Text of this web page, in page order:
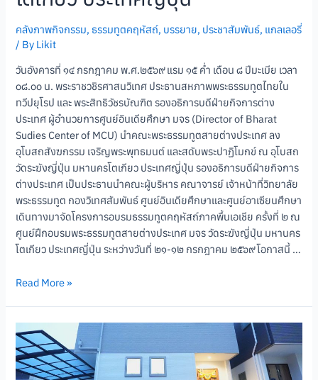
คลังภาพกิจกรรม, ธรรมทูตคฤหัสถ์, บรรยาย, ประชาสัมพันธ์, แกลเลอรี่
/ By Likit
วันอังคารที่ ๑๔ กรกฎาคม พ.ศ.๒๕๖๙ แรม ๑๕ ค่ำ เดือน ๘ ปีมะเมีย เวลา
๐๘.๐๐ น. พระราชวชิรศาสนวิเทศ ประธานสหภาพพระธรรมทูตไทยใน
ทวีปยุโรป และ พระสิทธิวัชรบัณฑิต รองอธิการบดีฝ่ายกิจการต่าง
ประเทศ ผู้อำนวยการศูนย์อินเดียศึกษา มจร (Director of Bharat
Sudies Center of MCU) นำคณะพระธรรมทูตสายต่างประเทศ ลง
อุโบสถสังฆกรรม เจริญพระพุทธมนต์ และสดับพระปาฏิโมกข์ ณ อุโบสถ
วัดระฆังญี่ปุ่น มหานครโตเกียว ประเทศญี่ปุ่น รองอธิการบดีฝ่ายกิจการ
ต่างประเทศ เป็นประธานนำคณะผู้บริหาร คณาจารย์ เจ้าหน้าที่วิทยาลัย
พระธรรมทูต กองวิเทศสัมพันธ์ ศูนย์อินเดียศึกษาและศูนย์อาเซียนศึกษา
เดินทางมาจัดโครงการอบรมธรรมทูตคฤหัสถ์ภาคพื้นเอเชีย ครั้งที่ ๒ ณ
ศูนย์ฝึกอบรมพระธรรมทูตสายต่างประเทศ มจร วัดระฆังญี่ปุ่น มหานคร
โตเกียว ประเทศญี่ปุ่น ระหว่างวันที่ ๒๑-๑๒ กรกฎาคม ๒๕๖๙ โอกาสนี้ …
Read More »